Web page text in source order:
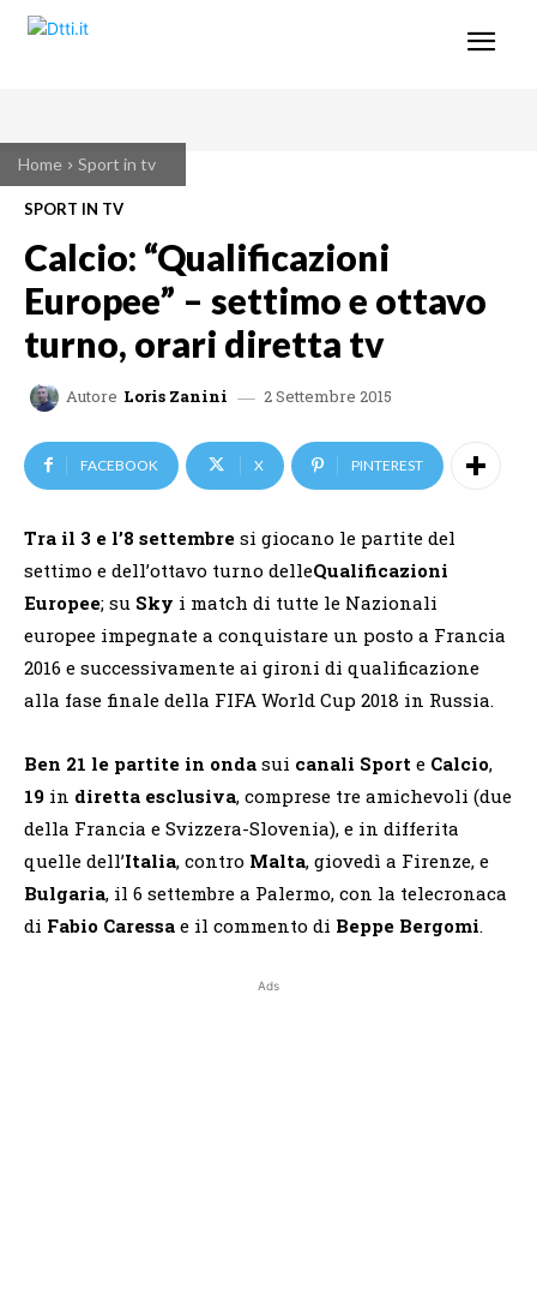
Home Sport in tv
SPORT IN TV
Calcio: “Qualificazioni
Europee” – settimo e ottavo
turno, orari diretta tv
Autore Loris Zanini 2 Settembre 2015
FACEBOOK X PINTEREST
Tra il 3 e l’8 settembre si giocano le partite del
settimo e dell’ottavo turno delleQualificazioni
Europee; su Sky i match di tutte le Nazionali
europee impegnate a conquistare un posto a Francia
2016 e successivamente ai gironi di qualificazione
alla fase finale della FIFA World Cup 2018 in Russia.
Ben 21 le partite in onda sui canali Sport e Calcio,
19 in diretta esclusiva, comprese tre amichevoli (due
della Francia e Svizzera-Slovenia), e in differita
quelle dell’Italia, contro Malta, giovedì a Firenze, e
Bulgaria, il 6 settembre a Palermo, con la telecronaca
di Fabio Caressa e il commento di Beppe Bergomi.
Ads